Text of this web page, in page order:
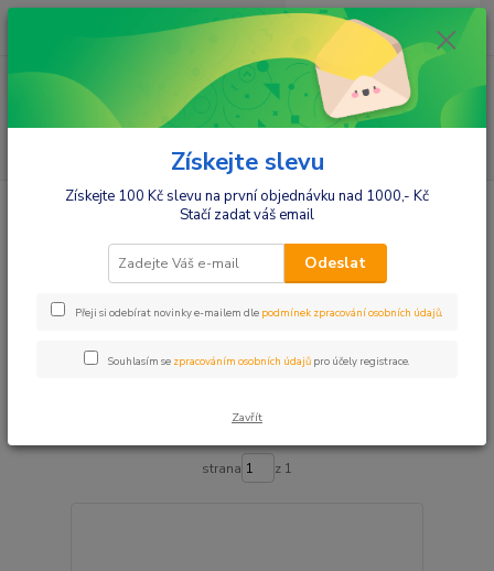
ks
za 0,00 Kč
Hračky a zábava Kinetický písek
Kinetický písek
Upřesnit parametry
Zobrazuji 1-7 z 7
strana z 1
Získejte slevu
Získejte 100 Kč slevu na první objednávku nad 1000,- Kč
Stačí zadat váš email
Odeslat
Přeji si odebírat novinky e-mailem dle podmínek zpracování osobních údajů.
Souhlasím se zpracováním osobních údajů pro účely registrace.
Zavřít